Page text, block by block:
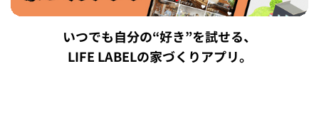
いつでも自分の“好き”を試せる、
LIFE LABELの家づくりアプリ。